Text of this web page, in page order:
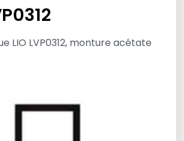
LIO LVP0312, monture acétate